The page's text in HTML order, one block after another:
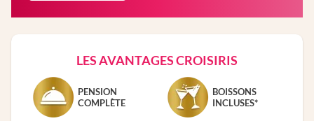
LES AVANTAGES CROISIRIS
PENSION
COMPLÈTE
BOISSONS
INCLUSES*